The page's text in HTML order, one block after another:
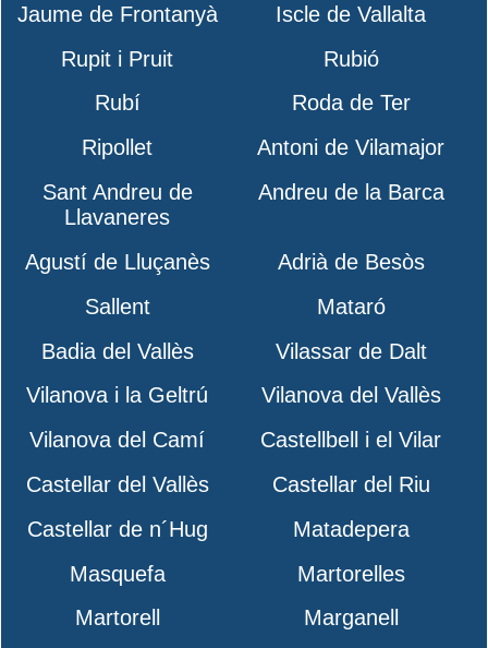
Jaume de Frontanyà
Iscle de Vallalta
Rupit i Pruit
Rubió
Rubí
Roda de Ter
Ripollet
Antoni de Vilamajor
Sant Andreu de
Llavaneres
Andreu de la Barca
Agustí de Lluçanès
Adrià de Besòs
Sallent
Mataró
Badia del Vallès
Vilassar de Dalt
Vilanova i la Geltrú
Vilanova del Vallès
Vilanova del Camí
Castellbell i el Vilar
Castellar del Vallès
Castellar del Riu
Castellar de n´Hug
Matadepera
Masquefa
Martorelles
Martorell
Marganell